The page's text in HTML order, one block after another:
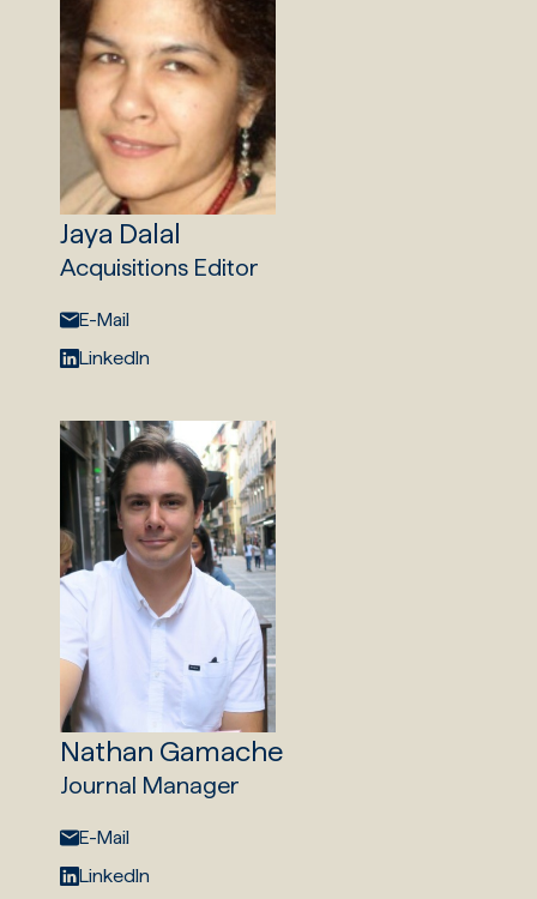
Jaya Dalal
Acquisitions Editor
E-Mail:
E-Mail
LinkedIn:
LinkedIn
Nathan Gamache
Journal Manager
E-Mail:
E-Mail
LinkedIn:
LinkedIn